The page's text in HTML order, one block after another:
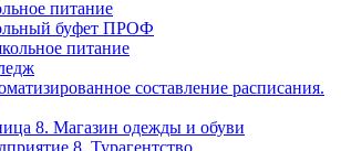
питание
буфет ПРОФ
питание
составление расписания.
8. Магазин одежды и обуви
8. Турагентство